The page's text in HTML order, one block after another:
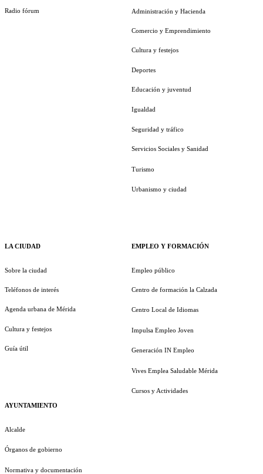
Radio fórum
LA CIUDAD
Sobre la ciudad
Teléfonos de interés
Agenda urbana de Mérida
Cultura y festejos
Guía útil
AYUNTAMIENTO
Alcalde
Órganos de gobierno
Normativa y documentación
Administración y Hacienda
Comercio y Emprendimiento
Cultura y festejos
Deportes
Educación y juventud
Igualdad
Seguridad y tráfico
Servicios Sociales y Sanidad
Turismo
Urbanismo y ciudad
EMPLEO Y FORMACIÓN
Empleo público
Centro de formación la Calzada
Centro Local de Idiomas
Impulsa Empleo Joven
Generación IN Empleo
Vives Emplea Saludable Mérida
Cursos y Actividades